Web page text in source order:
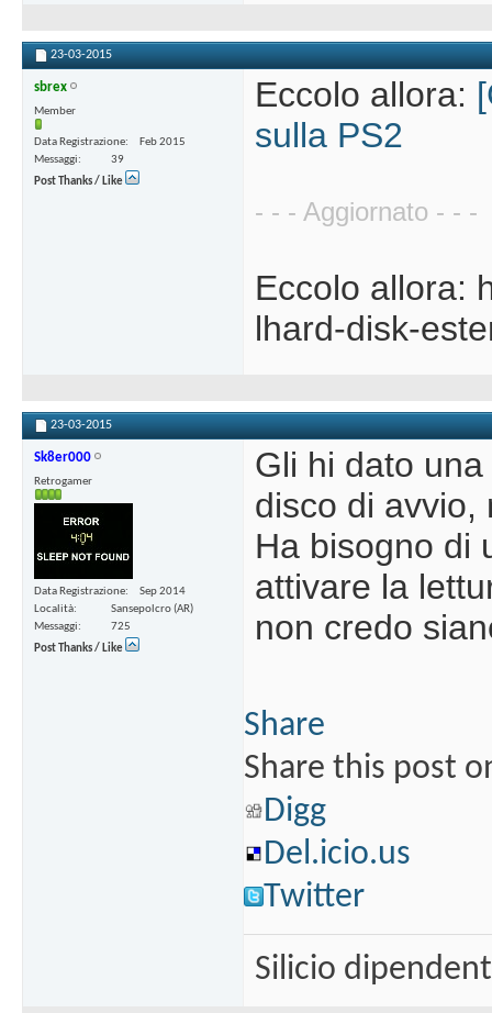
23-03-2015
sbrex
Member
Data Registrazione
Feb 2015
Messaggi
39
Post Thanks / Like
Eccolo allora:
sulla PS2
- - - Aggiornato - - -
Eccolo allora:
lhard-disk-
23-03-2015
Sk8er000
Retrogamer
Data Registrazione
Sep 2014
Località
Sansepolcro (AR)
Messaggi
725
Post Thanks / Like
Gli hi dato
disco di avvio,
Ha bisogno di
attivare la
non credo
Share
Share this post
Digg
Del.icio.us
Twitter
Silicio